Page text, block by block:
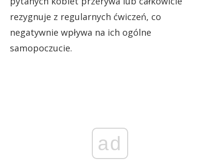
rezygnuje z regularnych ćwiczeń, co
negatywnie wpływa na ich ogólne
samopoczucie.
ad